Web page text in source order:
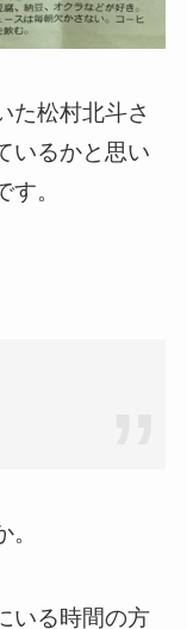
た松村北斗さ
いるかと思い
。
いる時間の方